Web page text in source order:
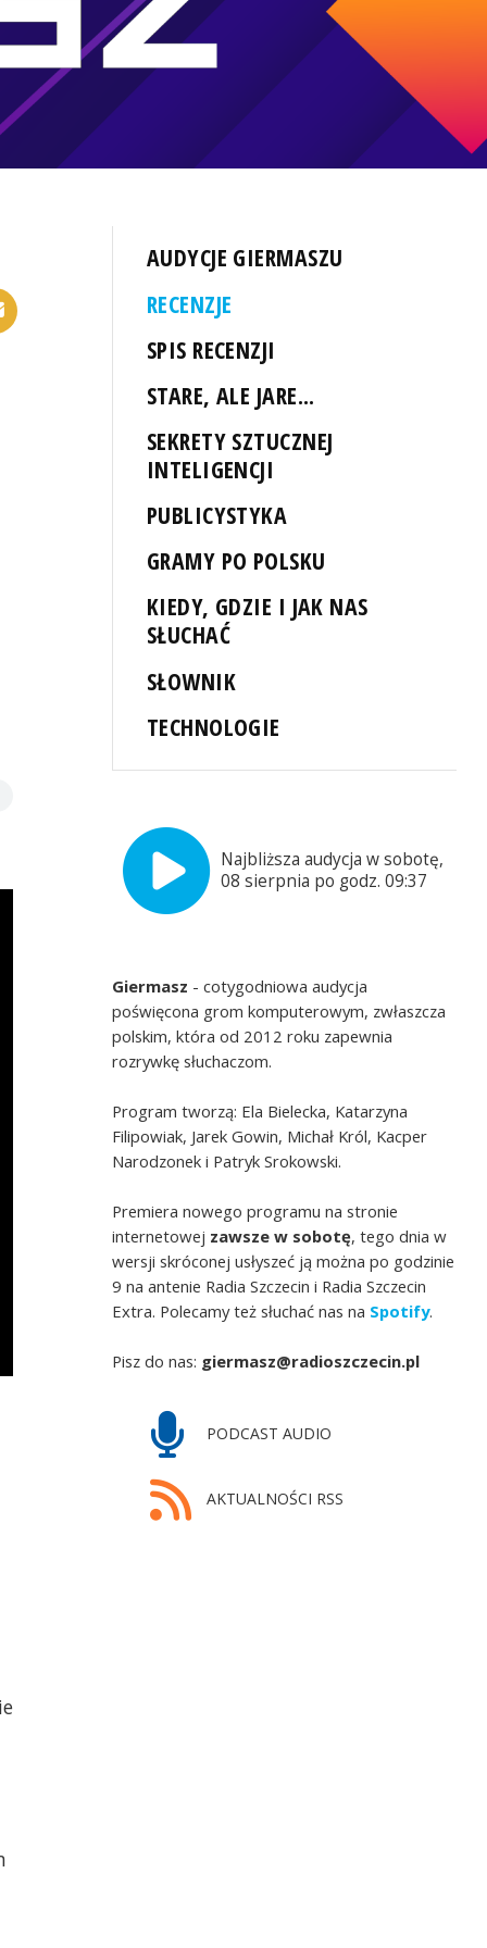
AUDYCJE GIERMASZU
RECENZJE
SPIS RECENZJI
STARE, ALE JARE...
SEKRETY SZTUCZNEJ
INTELIGENCJI
PUBLICYSTYKA
GRAMY PO POLSKU
KIEDY, GDZIE I JAK NAS
SŁUCHAĆ
SŁOWNIK
TECHNOLOGIE
Najbliższa audycja w sobotę,
08 sierpnia po godz. 09:37
Giermasz - cotygodniowa audycja
poświęcona grom komputerowym, zwłaszcza
polskim, która od 2012 roku zapewnia
rozrywkę słuchaczom.
Program tworzą: Ela Bielecka, Katarzyna
Filipowiak, Jarek Gowin, Michał Król, Kacper
Narodzonek i Patryk Srokowski.
Premiera nowego programu na stronie
internetowej zawsze w sobotę, tego dnia w
wersji skróconej usłyszeć ją można po godzinie
9 na antenie Radia Szczecin i Radia Szczecin
Extra. Polecamy też słuchać nas na Spotify.
Pisz do nas: giermasz@radioszczecin.pl
PODCAST AUDIO
AKTUALNOŚCI RSS